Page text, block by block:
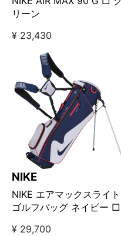
リーン
¥ 23,430
NIKE
NIKE エアマックスライト
ゴルフバッグ ネイビー □
¥ 29,700